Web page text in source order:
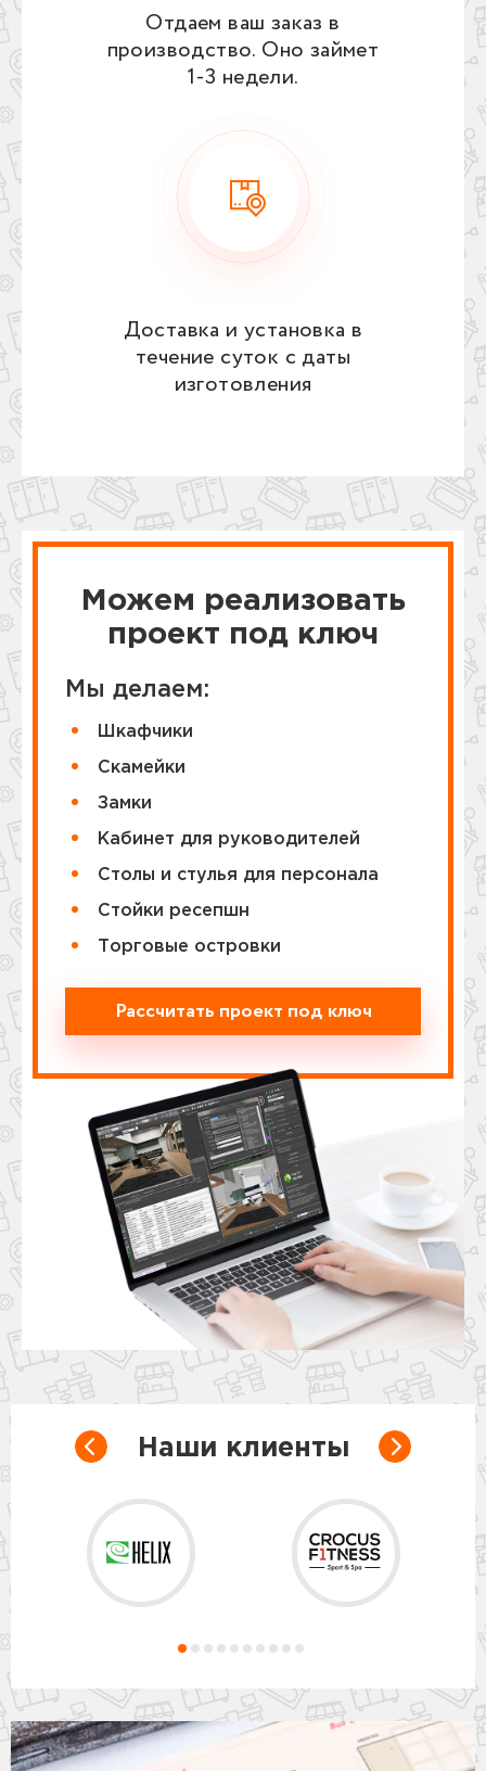
Отдаем ваш заказ в
производство. Оно займет
1‑3 недели.
Доставка и установка в
течение суток с даты
изготовления
Можем реализовать
проект под ключ
Мы делаем:
Шкафчики
Cкамейки
Замки
Кабинет для руководителей
Столы и стулья для персонала
Стойки ресепшн
Торговые островки
Рассчитать проект под ключ
Наши клиенты